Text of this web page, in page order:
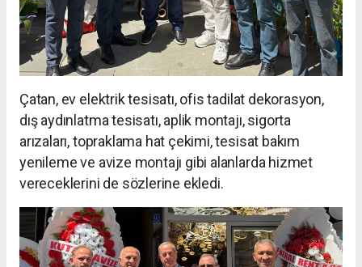
Çatan, ev elektrik tesisatı, ofis tadilat dekorasyon,
dış aydınlatma tesisatı, aplik montajı, sigorta
arızaları, topraklama hat çekimi, tesisat bakım
yenileme ve avize montajı gibi alanlarda hizmet
vereceklerini de sözlerine ekledi.